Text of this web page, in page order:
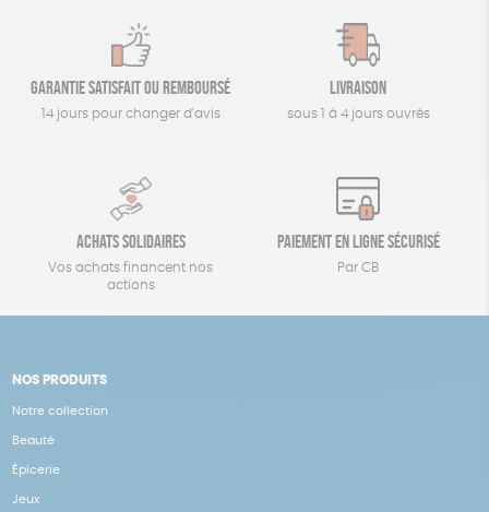
Garantie satisfait ou remboursé
14 jours pour changer d'avis
Livraison
sous 1 à 4 jours ouvrés
Achats solidaires
Vos achats financent nos
actions
Paiement en ligne sécurisé
Par CB
NOS PRODUITS
Notre collection
Beauté
Épicerie
Jeux